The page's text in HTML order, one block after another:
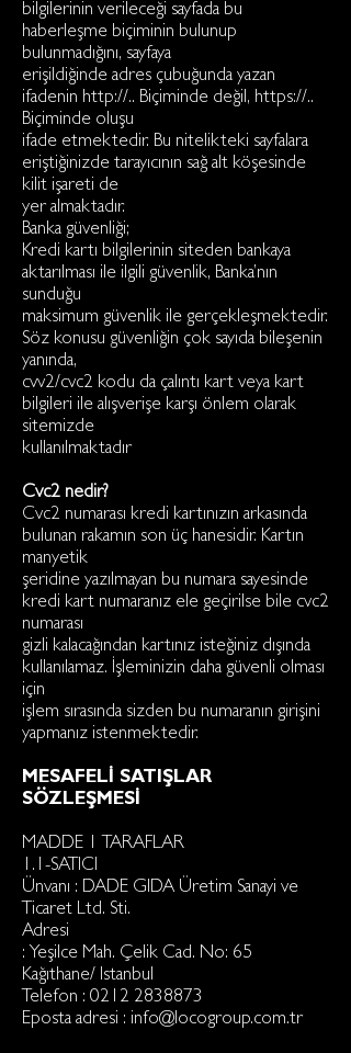
bilgilerinin verileceği sayfada bu
haberleşme biçiminin bulunup
bulunmadığını, sayfaya
erişildiğinde adres çubuğunda yazan
ifadenin http://.. Biçiminde değil, https://..
Biçiminde oluşu
ifade etmektedir. Bu nitelikteki sayfalara
eriştiğinizde tarayıcının sağ alt köşesinde
kilit işareti de
yer almaktadır.
Banka güvenliği;
Kredi kartı bilgilerinin siteden bankaya
aktarılması ile ilgili güvenlik, Banka’nın
sunduğu
maksimum güvenlik ile gerçekleşmektedir.
Söz konusu güvenliğin çok sayıda bileşenin
yanında,
cvv2/cvc2 kodu da çalıntı kart veya kart
bilgileri ile alışverişe karşı önlem olarak
sitemizde
kullanılmaktadır
Cvc2 nedir?
Cvc2 numarası kredi kartınızın arkasında
bulunan rakamın son üç hanesidir. Kartın
manyetik
şeridine yazılmayan bu numara sayesinde
kredi kart numaranız ele geçirilse bile cvc2
numarası
gizli kalacağından kartınız isteğiniz dışında
kullanılamaz. İşleminizin daha güvenli olması
için
işlem sırasında sizden bu numaranın girişini
yapmanız istenmektedir.
MESAFELİ SATIŞLAR
SÖZLEŞMESİ
MADDE 1 TARAFLAR
1.1-SATICI
Ünvanı : DADE GIDA Üretim Sanayi ve
Ticaret Ltd. Sti.
Adresi
: Yeşilce Mah. Çelik Cad. No: 65
Kağıthane/ Istanbul
Telefon : 0212 2838873
Eposta adresi : info@locogroup.com.tr